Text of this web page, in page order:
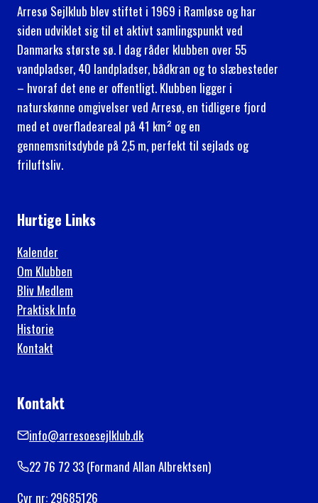
Arresø Sejlklub blev stiftet i 1969 i Ramløse og har
siden udviklet sig til et aktivt samlingspunkt ved
Danmarks største sø. I dag råder klubben over 55
vandpladser, 40 landpladser, bådkran og to slæbesteder
– hvoraf det ene er offentligt. Klubben ligger i
naturskønne omgivelser ved Arresø, en tidligere fjord
med et overfladeareal på 41 km² og en
gennemsnitsdybde på 2,5 m, perfekt til sejlads og
friluftsliv.
Hurtige Links
Kalender
Om Klubben
Bliv Medlem
Praktisk Info
Historie
Kontakt
Kontakt
info@arresoesejlklub.dk
22 76 72 33 (Formand Allan Albrektsen)
Cvr nr: 29685126